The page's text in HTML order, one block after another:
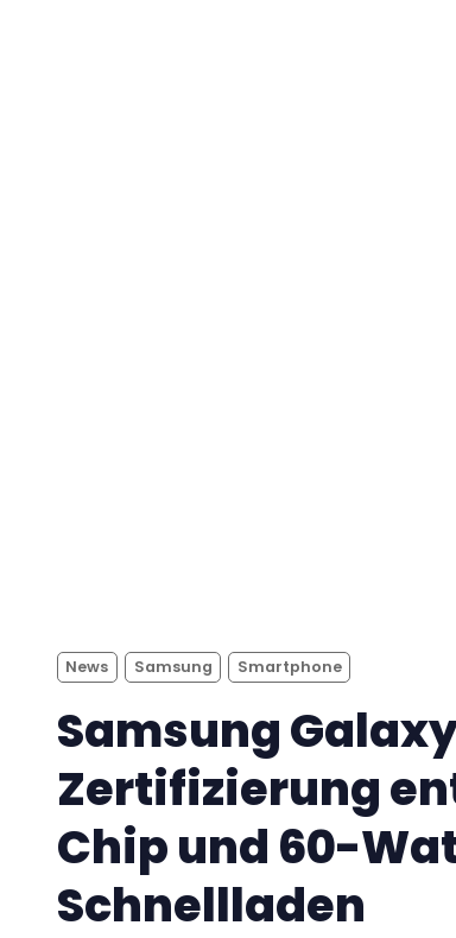
News Samsung Smartphone
Samsung
Zertifizierung
Chip und 60-
Schnellladen